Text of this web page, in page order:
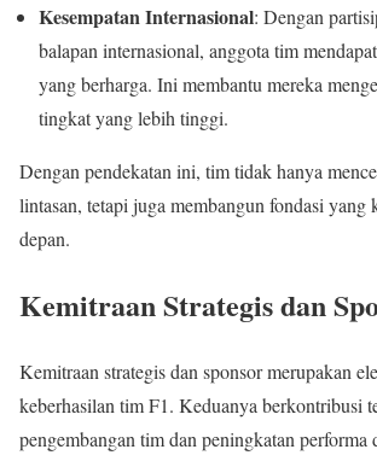
Kesempatan Internasional: Dengan
balapan internasional, anggota tim
yang berharga. Ini membantu mereka
tingkat yang lebih tinggi.
Dengan pendekatan ini, tim tidak hanya
lintasan, tetapi juga membangun fondasi yang
depan.
Kemitraan Strategis dan
Kemitraan strategis dan sponsor merupakan
keberhasilan tim F1. Keduanya berkontribusi
pengembangan tim dan peningkatan performa